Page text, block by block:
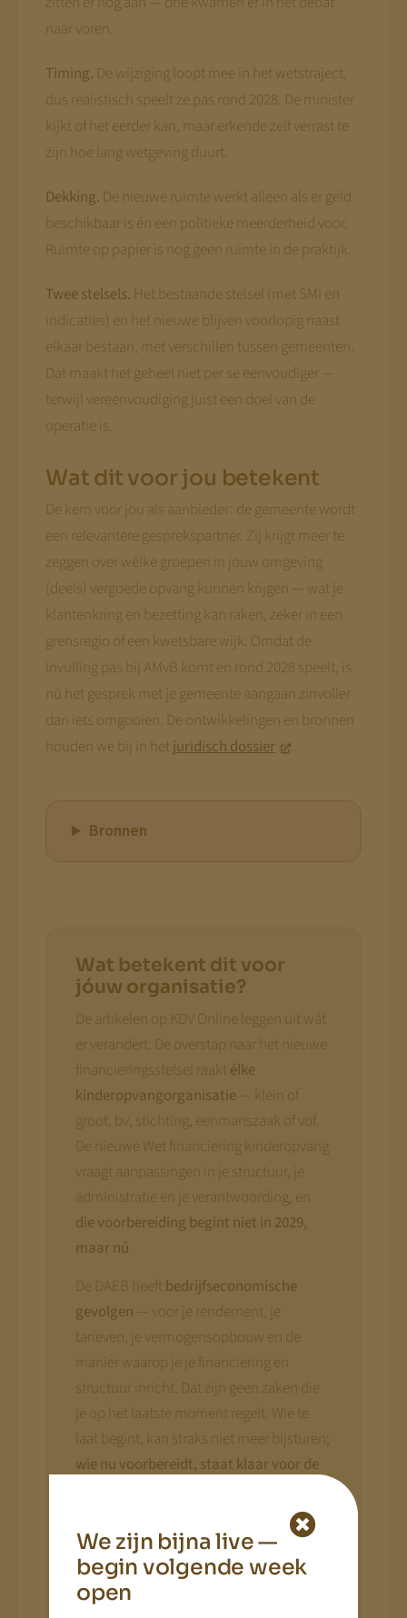
naar voren.
Timing. De wijziging loopt mee in het wetstraject,
dus realistisch speelt ze pas rond 2028. De minister
kijkt of het eerder kan, maar erkende zelf verrast te
zijn hoe lang wetgeving duurt.
Dekking. De nieuwe ruimte werkt alleen als er geld
beschikbaar is én een politieke meerderheid voor.
Ruimte op papier is nog geen ruimte in de praktijk.
Twee stelsels. Het bestaande stelsel (met SMI en
indicaties) en het nieuwe blijven voorlopig naast
elkaar bestaan, met verschillen tussen gemeenten.
Dat maakt het geheel niet per se eenvoudiger —
terwijl vereenvoudiging juist een doel van de
operatie is.
Wat dit voor jou betekent
De kern voor jou als aanbieder: de gemeente wordt
een relevantere gesprekspartner. Zij krijgt meer te
zeggen over wélke groepen in jouw omgeving
(deels) vergoede opvang kunnen krijgen — wat je
klantenkring en bezetting kan raken, zeker in een
grensregio of een kwetsbare wijk. Omdat de
invulling pas bij AMvB komt en rond 2028 speelt, is
nú het gesprek met je gemeente aangaan zinvoller
dan iets omgooien. De ontwikkelingen en bronnen
houden we bij in hetjuridisch dossier .
Bronnen
Wat betekent dit voor
jóuw organisatie?
De artikelen op KDV Online leggen uit wát
er verandert. De overstap naar het nieuwe
financieringsstelsel raakt élke
kinderopvangorganisatie— klein of
groot, bv, stichting, eenmanszaak of vof.
De nieuwe Wet financiering kinderopvang
vraagt aanpassingen in je structuur, je
administratie en je verantwoording, en
die voorbereiding begint niet in 2029,
maar nú.
De DAEB heeft bedrijfseconomische
gevolgen — voor je rendement, je
tarieven, je vermogensopbouw en de
manier waarop je je financiering en
structuur inricht. Dat zijn geen zaken die
je op het laatste moment regelt. Wie te
laat begint, kan straks niet meer bijsturen;
wie nu voorbereidt, staat klaar voor de
Binnenkort komen er tools, levende
dossiers, webinars en opleidingen
waarmee je de gevolgen voor jóuw
situatie concreet in beeld brengt en je
We zijn bijna live —
begin volgende week
open